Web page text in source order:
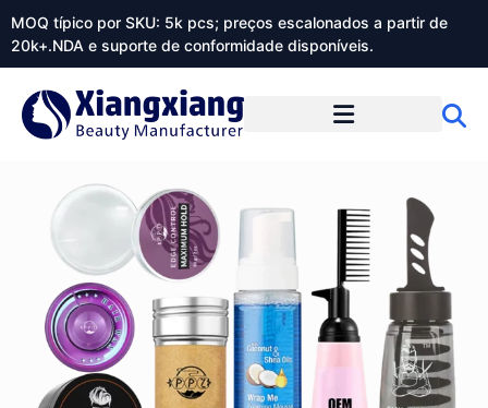
MOQ típico por SKU: 5k pcs; preços escalonados a partir de
20k+.NDA e suporte de conformidade disponíveis.